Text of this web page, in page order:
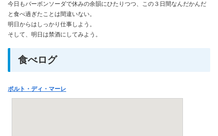
今日もバーボンソーダで休みの余韻にひたりつつ、この３日間なんだかんだ
と食べ過ぎたことは間違いない。
明日からはしっかり仕事しよう。
そして、明日は禁酒にしてみよう。
食べログ
ポルト・ディ・マーレ